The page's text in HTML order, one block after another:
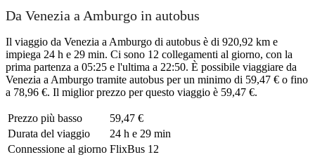
Da Venezia a Amburgo in autobus
Il viaggio da Venezia a Amburgo di autobus è di 920,92 km e
impiega 24 h e 29 min. Ci sono 12 collegamenti al giorno, con la
prima partenza a 05:25 e l'ultima a 22:50. È possibile viaggiare da
Venezia a Amburgo tramite autobus per un minimo di 59,47 € o fino
a 78,96 €. Il miglior prezzo per questo viaggio è 59,47 €.
Prezzo più basso
59,47 €
Durata del viaggio
24 h e 29 min
Connessione al giorno FlixBus 12